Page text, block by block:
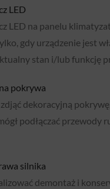
LED
LED na panelu
gdy urządzenie jest
stan i/lub funkcję
pokrywa
dekoracyjną
podłączać przewody
silnika
demontaż i